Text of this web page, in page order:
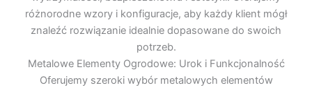
różnorodne wzory i konfiguracje, aby każdy klient mógł
znaleźć rozwiązanie idealnie dopasowane do swoich
potrzeb.
Metalowe Elementy Ogrodowe: Urok i Funkcjonalność
Oferujemy szeroki wybór metalowych elementów